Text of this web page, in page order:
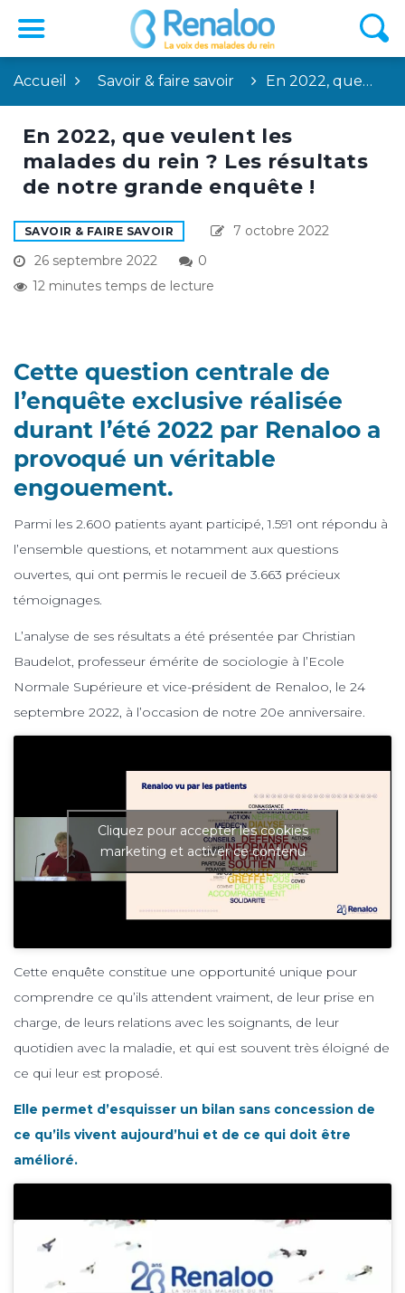
Accueil Savoir & faire savoir En 2022, que…
En 2022, que veulent les
malades du rein ? Les résultats
de notre grande enquête !
SAVOIR & FAIRE SAVOIR
7 octobre 2022
26 septembre 2022
0
12 minutes temps de lecture
Cette question centrale de
l’enquête exclusive réalisée
durant l’été 2022 par Renaloo a
provoqué un véritable
engouement.
Parmi les 2.600 patients ayant participé, 1.591 ont répondu à
l’ensemble questions, et notamment aux questions
ouvertes, qui ont permis le recueil de 3.663 précieux
témoignages.
L’analyse de ses résultats a été présentée par Christian
Baudelot, professeur émérite de sociologie à l’Ecole
Normale Supérieure et vice-président de Renaloo, le 24
septembre 2022, à l’occasion de notre 20e anniversaire.
Cliquez pour accepter les cookies
marketing et activer ce contenu
Cette enquête constitue une opportunité unique pour
comprendre ce qu’ils attendent vraiment, de leur prise en
charge, de leurs relations avec les soignants, de leur
quotidien avec la maladie, et qui est souvent très éloigné de
ce qui leur est proposé.
Elle permet d’esquisser un bilan sans concession de
ce qu’ils vivent aujourd’hui et de ce qui doit être
amélioré.